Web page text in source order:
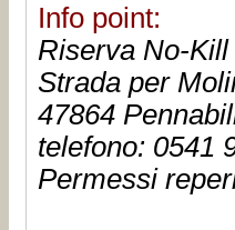
Info point:
Riserva No-
Strada per
47864
telefono: 0541
Permessi